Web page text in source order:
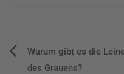
Warum gibt es die
des Grauens?